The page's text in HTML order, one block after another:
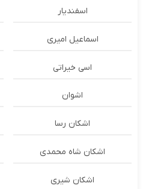
اسفندیار
اسماعیل امیری
اسی خیراتی
اشوان
اشکان رسا
اشکان شاه محمدی
اشکان شیری